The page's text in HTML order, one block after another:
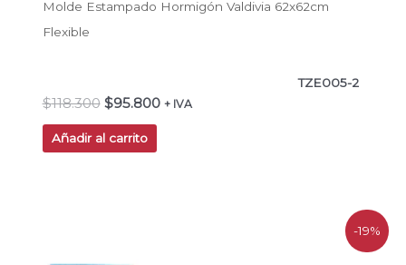
Molde Estampado Hormigón Valdivia 62x62cm
Flexible
TZE005-2
$118.300 $95.800 + IVA
Añadir al carrito
-19%